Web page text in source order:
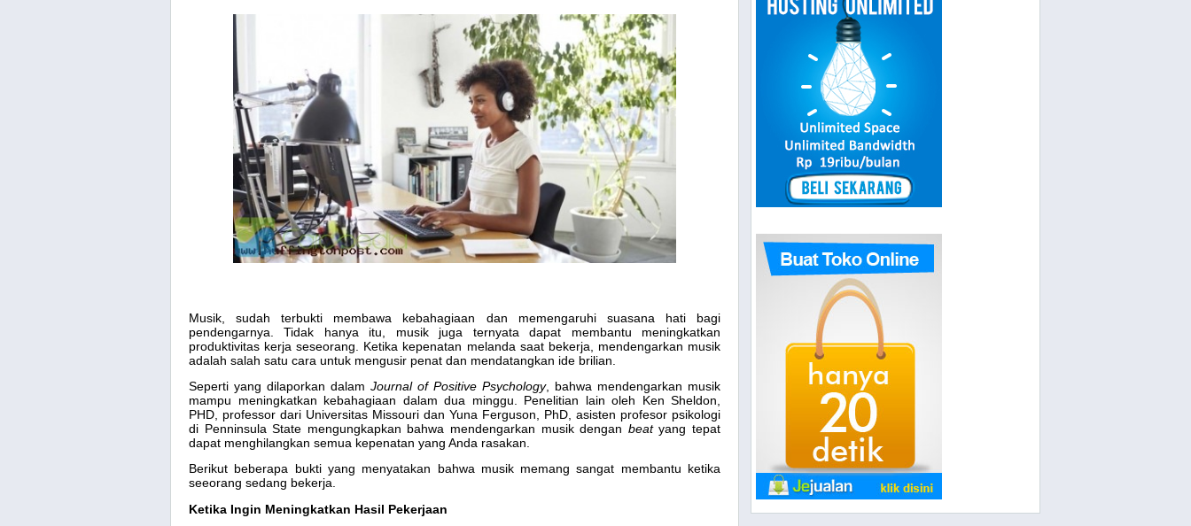
Musik, sudah terbukti membawa kebahagiaan dan memengaruhi suasana hati bagi
pendengarnya. Tidak hanya itu, musik juga ternyata dapat membantu meningkatkan
produktivitas kerja seseorang. Ketika kepenatan melanda saat bekerja, mendengarkan musik
adalah salah satu cara untuk mengusir penat dan mendatangkan ide brilian.
Seperti yang dilaporkan dalam Journal of Positive Psychology, bahwa mendengarkan musik
mampu meningkatkan kebahagiaan dalam dua minggu. Penelitian lain oleh Ken Sheldon,
PHD, professor dari Universitas Missouri dan Yuna Ferguson, PhD, asisten profesor psikologi
di Penninsula State mengungkapkan bahwa mendengarkan musik dengan beatyang tepat
dapat menghilangkan semua kepenatan yang Anda rasakan.
Berikut beberapa bukti yang menyatakan bahwa musik memang sangat membantu ketika
seeorang sedang bekerja.
Ketika Ingin Meningkatkan Hasil Pekerjaan